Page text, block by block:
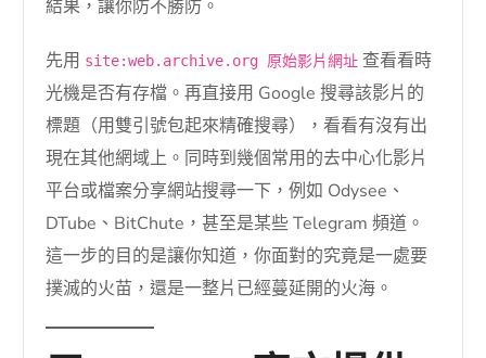
結果，讓你防不勝防。
先用 site:web.archive.org 原始影片網址 查看看時
光機是否有存檔。再直接用 Google 搜尋該影片的
標題（用雙引號包起來精確搜尋），看看有沒有出
現在其他網域上。同時到幾個常用的去中心化影片
平台或檔案分享網站搜尋一下，例如 Odysee、
DTube、BitChute，甚至是某些 Telegram 頻道。
這一步的目的是讓你知道，你面對的究竟是一處要
撲滅的火苗，還是一整片已經蔓延開的火海。